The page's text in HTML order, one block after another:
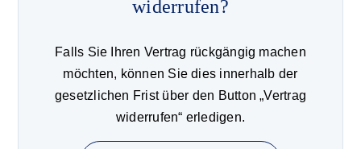
widerrufen?
Falls Sie Ihren Vertrag rückgängig machen
möchten, können Sie dies innerhalb der
gesetzlichen Frist über den Button „Vertrag
widerrufen“ erledigen.